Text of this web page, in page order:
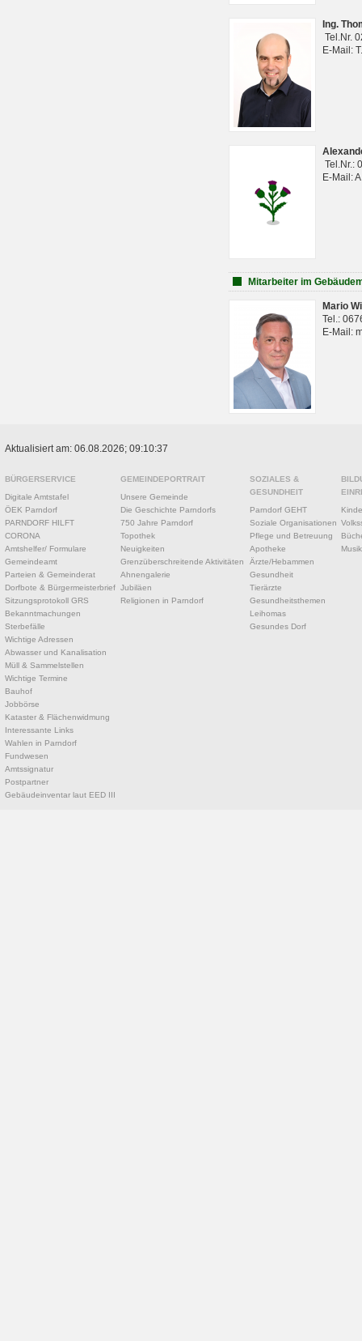
Ing.
Tel.Nr.
E-Mail:
Tel.Nr.:
E-Mail:
Mitarbeiter im
Mario
Tel.:
E-Mail:
Aktualisiert am: 06.08.2026; 09:10:37
BÜRGERSERVICE
Digitale Amtstafel
ÖEK Parndorf
PARNDORF HILFT
CORONA
Amtshelfer/ Formulare
Gemeindeamt
Parteien & Gemeinderat
Dorfbote & Bürgermeisterbrief
Sitzungsprotokoll GRS
Bekanntmachungen
Sterbefälle
Wichtige Adressen
Abwasser und Kanalisation
Müll & Sammelstellen
Wichtige Termine
Bauhof
Jobbörse
Kataster & Flächenwidmung
Interessante Links
Wahlen in Parndorf
Fundwesen
Amtssignatur
Postpartner
Gebäudeinventar laut EED III
GEMEINDEPORTRAIT
Unsere Gemeinde
Die Geschichte Parndorfs
750 Jahre Parndorf
Topothek
Neuigkeiten
Grenzüberschreitende Aktivitäten
Ahnengalerie
Jubiläen
Religionen in Parndorf
SOZIALES &
GESUNDHEIT
Parndorf GEHT
Soziale Organisationen
Pflege und Betreuung
Apotheke
Ärzte/Hebammen
Gesundheit
Tierärzte
Gesundheitsthemen
Leihomas
Gesundes Dorf